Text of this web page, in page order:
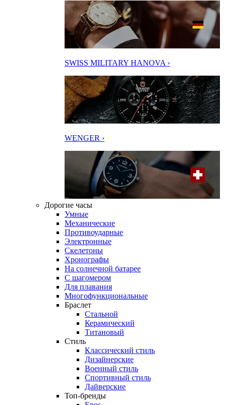
SWISS MILITARY HANOVA ›
WENGER ›
Дорогие часы
Умные
Механические
Противоударные
Электронные
Скелетоны
Хронографы
На солнечной батарее
С шагомером
Для плавания
Многофункциональные
Браслет
Стальной
Керамический
Титановый
Стиль
Классический стиль
Дизайнерские
Военный стиль
Спортивный стиль
Дайверские
Топ-бренды